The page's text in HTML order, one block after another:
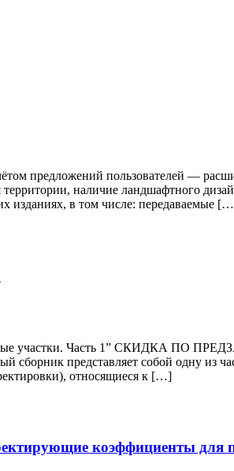
предложений пользователей —
наличие ландшафтного
изданиях, в том числе: передаваемые
участки. Часть 1” СКИДКА ПО
собой одну из
относящиеся к […]
коэффициенты для